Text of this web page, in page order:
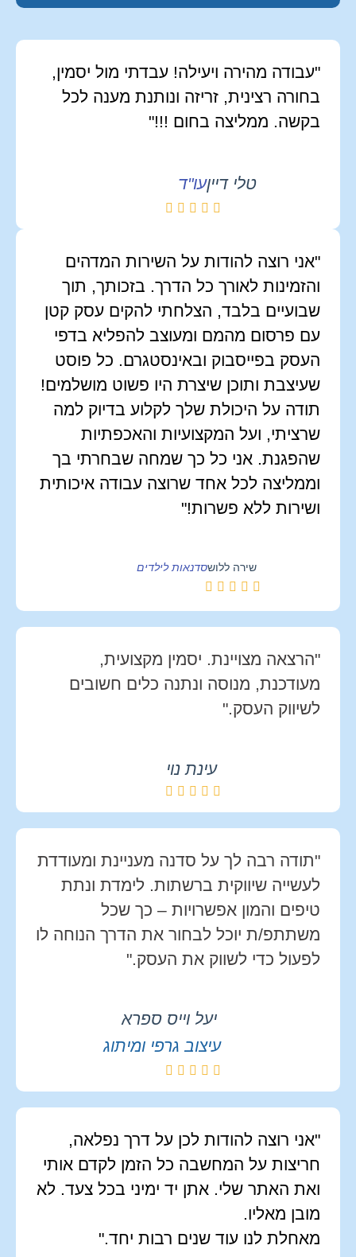
"עבודה מהירה ויעילה! עבדתי מול יסמין,
בחורה רצינית, זריזה ונותנת מענה לכל
בקשה. ממליצה בחום !!!"
טלי דייןעו"ד
"אני רוצה להודות על השירות המדהים
והזמינות לאורך כל הדרך. בזכותך, תוך
שבועיים בלבד, הצלחתי להקים עסק קטן
עם פרסום מהמם ומעוצב להפליא בדפי
העסק בפייסבוק ובאינסטגרם. כל פוסט
שעיצבת ותוכן שיצרת היו פשוט מושלמים!
תודה על היכולת שלך לקלוע בדיוק למה
שרציתי, ועל המקצועיות והאכפתיות
שהפגנת. אני כל כך שמחה שבחרתי בך
וממליצה לכל אחד שרוצה עבודה איכותית
ושירות ללא פשרות!"
שירה ללושסדנאות לילדים
"הרצאה מצויינת. יסמין מקצועית,
מעודכנת, מנוסה ונתנה כלים חשובים
לשיווק העסק."
עינת נוי
"תודה רבה לך על סדנה מעניינת ומעודדת
לעשייה שיווקית ברשתות. לימדת ונתת
טיפים והמון אפשרויות – כך שכל
משתתפ/ת יוכל לבחור את הדרך הנוחה לו
לפעול כדי לשווק את העסק."
יעל וייס ספרא
עיצוב גרפי ומיתוג
"אני רוצה להודות לכן על דרך נפלאה,
חריצות על המחשבה כל הזמן לקדם אותי
ואת האתר שלי. אתן יד ימיני בכל צעד. לא
מובן מאליו.
מאחלת לנו עוד שנים רבות יחד."